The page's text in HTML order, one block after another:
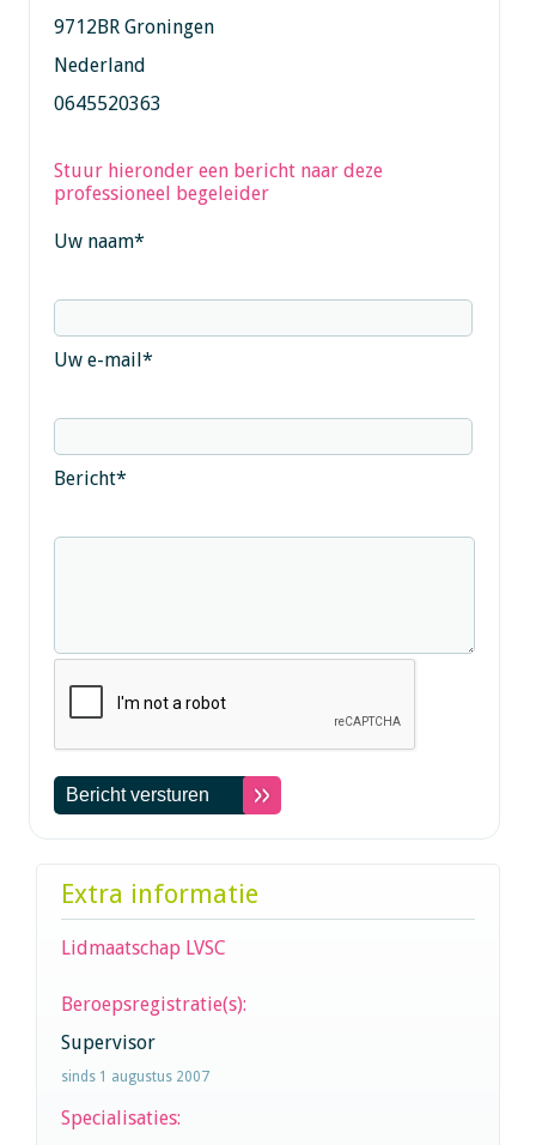
9712BR Groningen
Nederland
0645520363
Stuur hieronder een bericht naar deze
professioneel begeleider
Uw naam*
Uw e-mail*
Bericht*
Extra informatie
Lidmaatschap LVSC
Beroepsregistratie(s):
Supervisor
sinds 1 augustus 2007
Specialisaties: